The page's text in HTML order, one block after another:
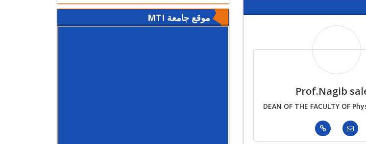
Prof.Nagib
DEAN OF THE FACULTY OF
موقع جامعة MTI